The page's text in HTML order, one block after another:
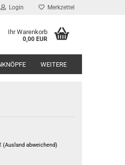
Login Merkzettel
Ihr Warenkorb
0,00 EUR
WEITERE
(Ausland abweichend)